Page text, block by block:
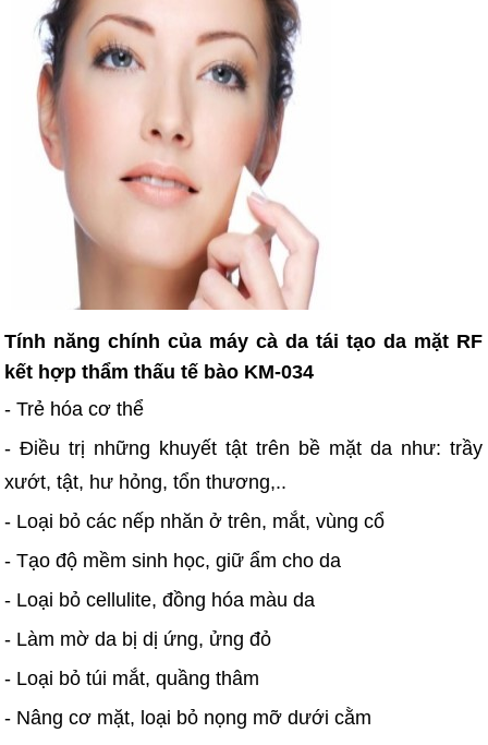
Tính năng chính của máy cà da tái tạo da mặt RF
kết hợp thẩm thấu tế bào KM-034
- Trẻ hóa cơ thể
- Điều trị những khuyết tật trên bề mặt da như: trầy
xướt, tật, hư hỏng, tổn thương,..
- Loại bỏ các nếp nhăn ở trên, mắt, vùng cổ
- Tạo độ mềm sinh học, giữ ẩm cho da
- Loại bỏ cellulite, đồng hóa màu da
- Làm mờ da bị dị ứng, ửng đỏ
- Loại bỏ túi mắt, quầng thâm
- Nâng cơ mặt, loại bỏ nọng mỡ dưới cằm